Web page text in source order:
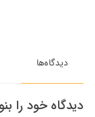
دیدگاه‌ها
دیدگاه خود را